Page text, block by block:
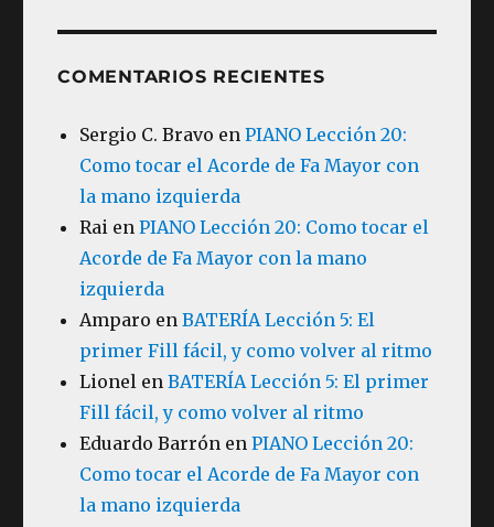
COMENTARIOS RECIENTES
Sergio C. Bravo enPIANO Lección 20:
Como tocar el Acorde de Fa Mayor con
la mano izquierda
Rai enPIANO Lección 20: Como tocar el
Acorde de Fa Mayor con la mano
izquierda
Amparo enBATERÍA Lección 5: El
primer Fill fácil, y como volver al ritmo
Lionel enBATERÍA Lección 5: El primer
Fill fácil, y como volver al ritmo
Eduardo Barrón enPIANO Lección 20:
Como tocar el Acorde de Fa Mayor con
la mano izquierda